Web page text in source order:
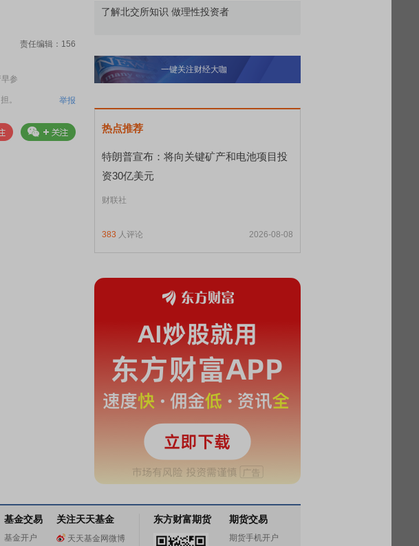
责任编辑：156
参
。 举报
了解北交所知识 做理性投资者
一键关注财经大咖
热点推荐
特朗普宣布：将向关键矿产和电池项目投
资30亿美元
财联社
383 人评论 2026-08-08
基金交易
基金开户
关注天天基金
天天基金网微博
东方财富期货 期货交易
期货手机开户